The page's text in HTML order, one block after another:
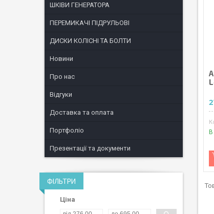
В
ШКІВИ ГЕНЕРАТОРА
ПЕРЕМИКАЧІ ПІДРУЛЬОВІ
ДИСКИ КОЛІСНІ ТА БОЛТИ
Новини
Про нас
Відгуки
Доставка та оплата
Портфоліо
Презентації та документи
ФІЛЬТРИ
Ціна